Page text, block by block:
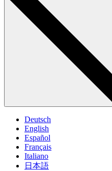
Deutsch
English
Español
Français
Italiano
日本語